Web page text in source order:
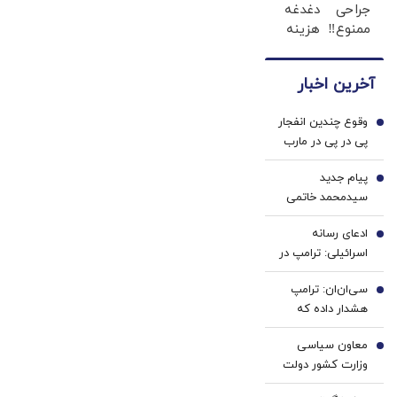
و
مانکن
امشب)
هویت
جراحی
ممنوع‼️
بدون
و دوره
نقاهت
دغدغه
هزینه
پزشکی
سفید
کننده
خانگی
آخرین اخبار
وقوع چندین انفجار
پی در پی در مارب
یمن
1
پیام جدید
سیدمحمد خاتمی
2
ادعای رسانه
اسرائیلی: ترامپ در
مسیر توافق با ایران
قرار دارد
3
سی‌ان‌ان: ترامپ
هشدار داده که
افشای موجودی
مهمات، آمریکا را
مذاکرات، در
وضعیت ضعیف
4
معاون سیاسی
وزارت کشور دولت
اصلاحات: سر باز
5